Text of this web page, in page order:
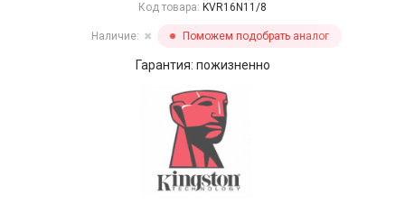
Код товара: KVR16N11/8
Наличие: ✖ Поможем подобрать аналог
Гарантия: пожизненно